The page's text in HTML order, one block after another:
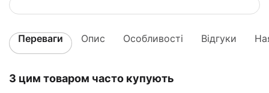
Переваги Опис Особливості Відгуки
З цим товаром часто купують